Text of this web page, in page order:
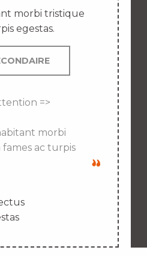
morbi tristique
egestas.
=>
morbi
ac turpis